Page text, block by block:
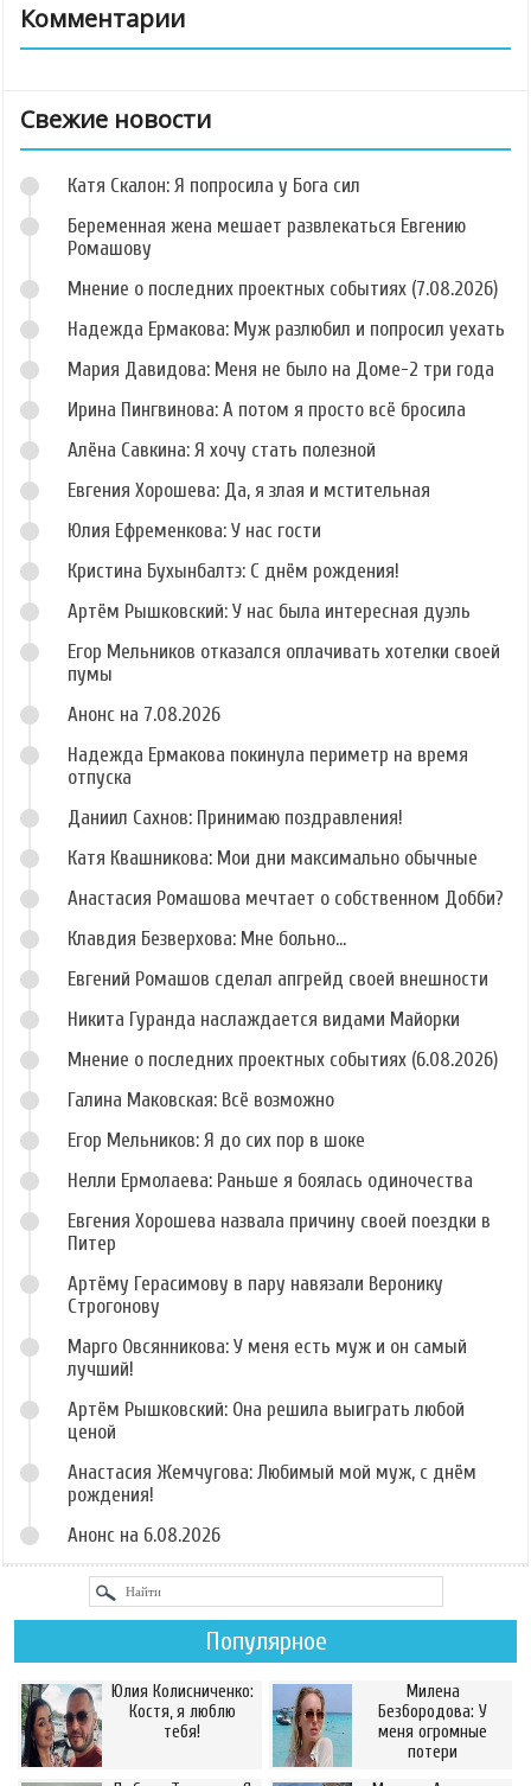
Комментарии
Свежие новости
Катя Скалон: Я попросила у Бога сил
Беременная жена мешает развлекаться Евгению
Ромашову
Мнение о последних проектных событиях (7.08.2026)
Надежда Ермакова: Муж разлюбил и попросил уехать
Мария Давидова: Меня не было на Доме-2 три года
Ирина Пингвинова: А потом я просто всё бросила
Алёна Савкина: Я хочу стать полезной
Евгения Хорошева: Да, я злая и мстительная
Юлия Ефременкова: У нас гости
Кристина Бухынбалтэ: С днём рождения!
Артём Рышковский: У нас была интересная дуэль
Егор Мельников отказался оплачивать хотелки своей
пумы
Анонс на 7.08.2026
Надежда Ермакова покинула периметр на время
отпуска
Даниил Сахнов: Принимаю поздравления!
Катя Квашникова: Мои дни максимально обычные
Анастасия Ромашова мечтает о собственном Добби?
Клавдия Безверхова: Мне больно...
Евгений Ромашов сделал апгрейд своей внешности
Никита Гуранда наслаждается видами Майорки
Мнение о последних проектных событиях (6.08.2026)
Галина Маковская: Всё возможно
Егор Мельников: Я до сих пор в шоке
Нелли Ермолаева: Раньше я боялась одиночества
Евгения Хорошева назвала причину своей поездки в
Питер
Артёму Герасимову в пару навязали Веронику
Строгонову
Марго Овсянникова: У меня есть муж и он самый
лучший!
Артём Рышковский: Она решила выиграть любой
ценой
Анастасия Жемчугова: Любимый мой муж, с днём
рождения!
Анонс на 6.08.2026
Популярное
Юлия Колисниченко:
Костя, я люблю
тебя!
Милена
Безбородова: У
меня огромные
потери